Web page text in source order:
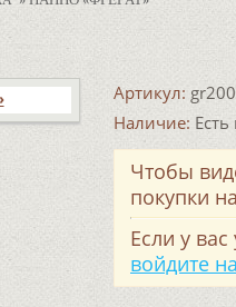
Артикул:
Наличие:
Чтобы
покупки
Если у
войдите